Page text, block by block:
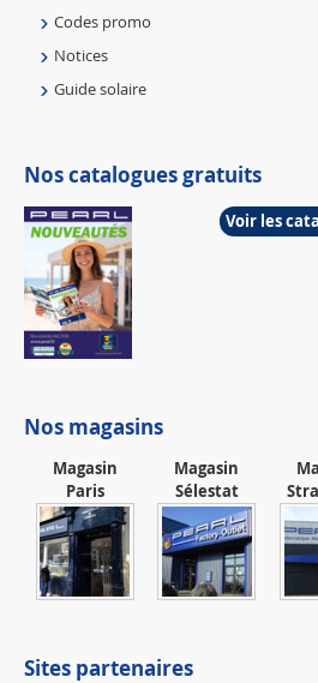
Codes promo
Notices
Guide solaire
Nos catalogues gratuits
Voir les
Nos magasins
Magasin
Paris
Magasin
Sélestat
Sites partenaires